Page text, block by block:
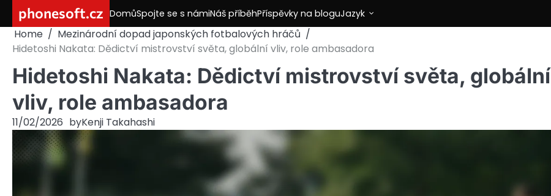
content
phonesoft.cz DomůSpojte se s námiNáš příběhPříspěvky na bloguJazyk
Home
Mezinárodní dopad japonských fotbalových hráčů
Hidetoshi Nakata: Dědictví mistrovství světa, globální vliv, role ambasadora
Hidetoshi Nakata: Dědictví mistrovství světa, globální
vliv, role ambasadora
11/02/2026 byKenji Takahashi